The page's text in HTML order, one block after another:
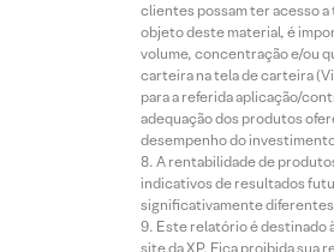
clientes possam ter acesso
objeto deste material, é
volume, concentração e/ou
carteira na tela de carteira
para a referida aplicação/
adequação dos produtos
desempenho do
A rentabilidade de
indicativos de resultados
significativamente
Este relatório é destinado
site da XP. Fica proibida sua